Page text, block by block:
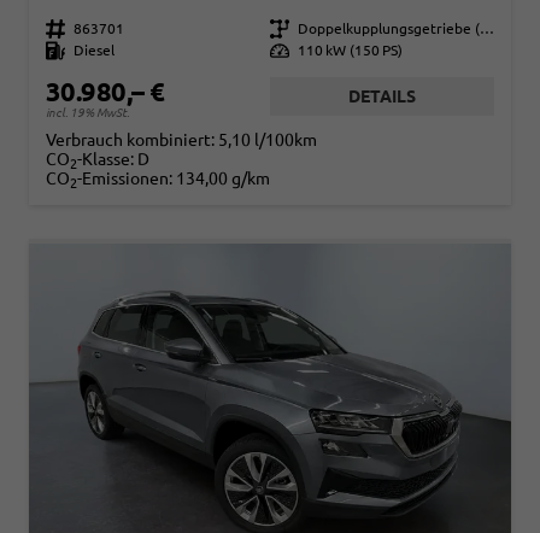
Fahrzeugnr. 863701 Getriebe
Doppelkupplungsgetriebe (DSG)
Kraftstoff
Diesel Leistung 110 kW (150 PS)
30.980,– €
incl. 19% MwSt.
DETAILS
Verbrauch kombiniert: 5,10 l/100km
CO2-Klasse: D
CO2-Emissionen: 134,00 g/km